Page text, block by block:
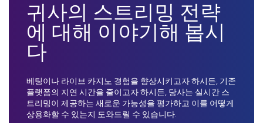
귀사의 스트리밍 전략
에 대해 이야기해 봅시
다
베팅이나 라이브 카지노 경험을 향상시키고자 하시든, 기존
플랫폼의 지연 시간을 줄이고자 하시든, 당사는 실시간 스
트리밍이 제공하는 새로운 가능성을 평가하고 이를 어떻게
상용화할 수 있는지 도와드릴 수 있습니다.